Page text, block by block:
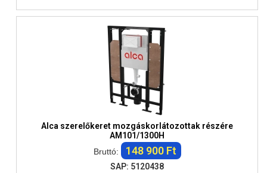
Alca szerelőkeret mozgáskorlátozottak részére
AM101/1300H
Bruttó:
148 900 Ft
SAP: 5120438